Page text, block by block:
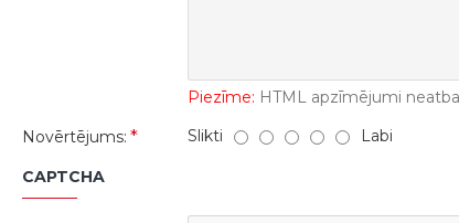
Piezīme: HTML apzīmējumi
Novērtējums:
Slikti Labi
CAPTCHA